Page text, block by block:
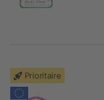
Prioritaire